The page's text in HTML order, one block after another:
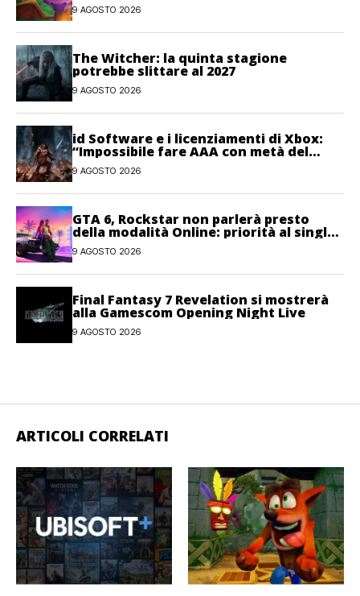
9 AGOSTO 2026
The Witcher: la quinta stagione
potrebbe slittare al 2027
9 AGOSTO 2026
id Software e i licenziamenti di Xbox:
“Impossibile fare AAA con metà del
personale”
9 AGOSTO 2026
GTA 6, Rockstar non parlerà presto
della modalità Online: priorità al single-
player
9 AGOSTO 2026
Final Fantasy 7 Revelation si mostrerà
alla Gamescom Opening Night Live
9 AGOSTO 2026
ARTICOLI CORRELATI